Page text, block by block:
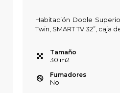
Habitación Doble
Twin, SMART TV 32”,
Tamaño
30 m2
Fumadores
No